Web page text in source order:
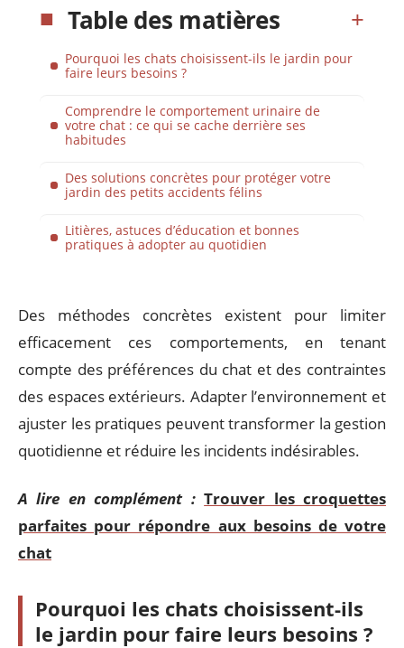
Table des matières
Pourquoi les chats choisissent-ils le jardin pour
faire leurs besoins ?
Comprendre le comportement urinaire de
votre chat : ce qui se cache derrière ses
habitudes
Des solutions concrètes pour protéger votre
jardin des petits accidents félins
Litières, astuces d’éducation et bonnes
pratiques à adopter au quotidien
Des méthodes concrètes existent pour limiter
efficacement ces comportements, en tenant
compte des préférences du chat et des contraintes
des espaces extérieurs. Adapter l’environnement et
ajuster les pratiques peuvent transformer la gestion
quotidienne et réduire les incidents indésirables.
A lire en complément : Trouver les croquettes
parfaites pour répondre aux besoins de votre
chat
Pourquoi les chats choisissent-ils
le jardin pour faire leurs besoins ?